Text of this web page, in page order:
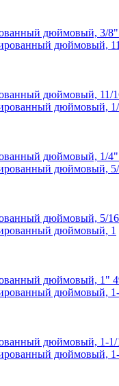
дюймовый, 3/8"
дюймовый, 11/
дюймовый, 1/4"
дюймовый, 5/
дюймовый, 1"
дюймовый, 1-1/